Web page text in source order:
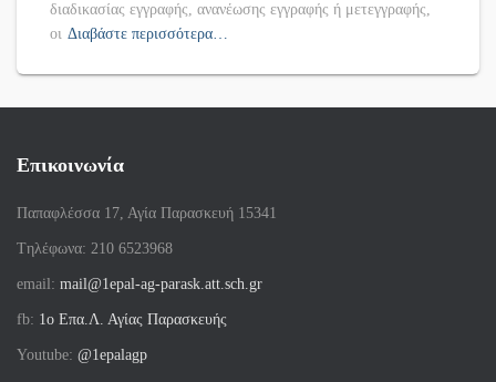
διαδικασίας εγγραφής, ανανέωσης εγγραφής ή μετεγγραφής,
οι Διαβάστε περισσότερα…
Επικοινωνία
Παπαφλέσσα 17, Αγία Παρασκευή 15341
Tηλέφωνα: 210 6523968
email: mail@1epal-ag-parask.att.sch.gr
fb: 1ο Επα.Λ. Αγίας Παρασκευής
Youtube: @1epalagp